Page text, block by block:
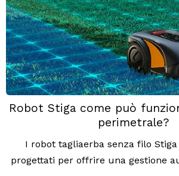
Robot Stiga come può
perimetrale?
I robot tagliaerba senza filo Stiga
progettati per offrire una gestione